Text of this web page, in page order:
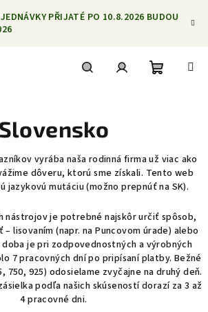
PŘIJATÉ PO 10.8.2026 BUDOU
Slovensko
vyrába naša rodinná firma už viac ako
dôveru, ktorú sme získali. Tento web
jazykovú mutáciu (možno prepnúť na SK).
nástrojov je potrebné najskôr určiť spôsob,
lisovaním (napr. na Puncovom úrade) alebo
doba je pri zodpovednostných a výrobných
7 pracovných dní po pripísaní platby. Bežné
750, 925) odosielame zvyčajne na druhý deň.
podľa našich skúseností dorazí za 3 až
4 pracovné dni.